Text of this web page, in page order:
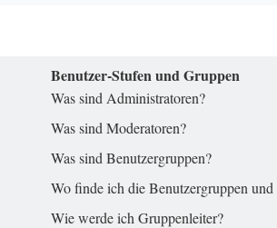
Benutzer-Stufen und Gruppen
Was sind Administratoren?
Was sind Moderatoren?
Was sind Benutzergruppen?
Wo finde ich die Benutzergruppen
Wie werde ich Gruppenleiter?